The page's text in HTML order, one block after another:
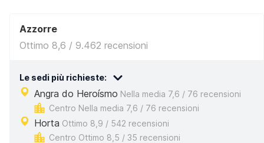
Azzorre
Ottimo 8,6 / 9.462 recensioni
Le sedi più richieste:
Angra do Heroísmo Nella media 7,6 / 76 recensioni
Centro Nella media 7,6 / 76 recensioni
Horta Ottimo 8,9 / 542 recensioni
Centro Ottimo 8,5 / 35 recensioni